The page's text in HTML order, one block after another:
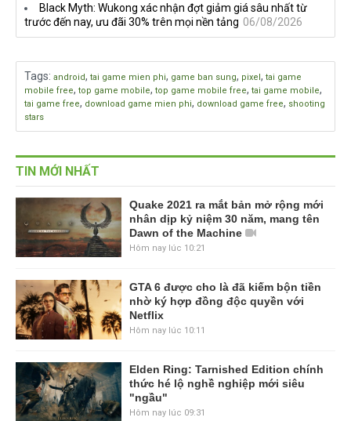
Black Myth: Wukong xác nhận đợt giảm giá sâu nhất từ
trước đến nay, ưu đãi 30% trên mọi nền tảng 06/08/2026
Tags: android, tai game mien phi, game ban sung, pixel, tai game
mobile free, top game mobile, top game mobile free, tai game mobile,
tai game free, download game mien phi, download game free, shooting
stars
TIN MỚI NHẤT
Quake 2021 ra mắt bản mở rộng mới
nhân dịp kỷ niệm 30 năm, mang tên
Dawn of the Machine
Hôm nay lúc 10:21
GTA 6 được cho là đã kiếm bộn tiền
nhờ ký hợp đồng độc quyền với
Netflix
Hôm nay lúc 10:11
Elden Ring: Tarnished Edition chính
thức hé lộ nghề nghiệp mới siêu
"ngầu"
Hôm nay lúc 09:31